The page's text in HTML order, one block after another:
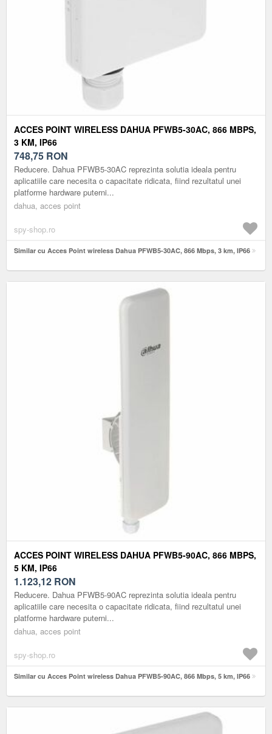
ACCES POINT WIRELESS DAHUA PFWB5-30AC, 866 MBPS,
3 KM, IP66
748,75 RON
Reducere. Dahua PFWB5-30AC reprezinta solutia ideala pentru
aplicatiile care necesita o capacitate ridicata, fiind rezultatul unei
platforme hardware puterni...
dahua, acces point
spy-shop.ro
Similar cu Acces Point wireless Dahua PFWB5-30AC, 866 Mbps, 3 km, IP66
ACCES POINT WIRELESS DAHUA PFWB5-90AC, 866 MBPS,
5 KM, IP66
1.123,12 RON
Reducere. Dahua PFWB5-90AC reprezinta solutia ideala pentru
aplicatiile care necesita o capacitate ridicata, fiind rezultatul unei
platforme hardware puterni...
dahua, acces point
spy-shop.ro
Similar cu Acces Point wireless Dahua PFWB5-90AC, 866 Mbps, 5 km, IP66